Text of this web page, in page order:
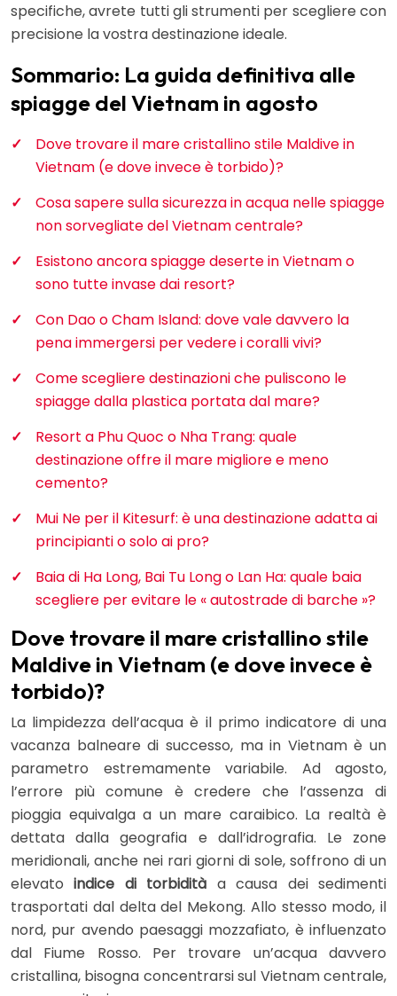
specifiche, avrete tutti gli strumenti per scegliere con
precisione la vostra destinazione ideale.
Sommario: La guida definitiva alle
spiagge del Vietnam in agosto
Dove trovare il mare cristallino stile Maldive in
Vietnam (e dove invece è torbido)?
Cosa sapere sulla sicurezza in acqua nelle spiagge
non sorvegliate del Vietnam centrale?
Esistono ancora spiagge deserte in Vietnam o
sono tutte invase dai resort?
Con Dao o Cham Island: dove vale davvero la
pena immergersi per vedere i coralli vivi?
Come scegliere destinazioni che puliscono le
spiagge dalla plastica portata dal mare?
Resort a Phu Quoc o Nha Trang: quale
destinazione offre il mare migliore e meno
cemento?
Mui Ne per il Kitesurf: è una destinazione adatta ai
principianti o solo ai pro?
Baia di Ha Long, Bai Tu Long o Lan Ha: quale baia
scegliere per evitare le « autostrade di barche »?
Dove trovare il mare cristallino stile
Maldive in Vietnam (e dove invece è
torbido)?
La limpidezza dell’acqua è il primo indicatore di una
vacanza balneare di successo, ma in Vietnam è un
parametro estremamente variabile. Ad agosto,
l’errore più comune è credere che l’assenza di
pioggia equivalga a un mare caraibico. La realtà è
dettata dalla geografia e dall’idrografia. Le zone
meridionali, anche nei rari giorni di sole, soffrono di un
elevatoindice di torbidità a causa dei sedimenti
trasportati dal delta del Mekong. Allo stesso modo, il
nord, pur avendo paesaggi mozzafiato, è influenzato
dal Fiume Rosso. Per trovare un’acqua davvero
cristallina, bisogna concentrarsi sul Vietnam centrale,